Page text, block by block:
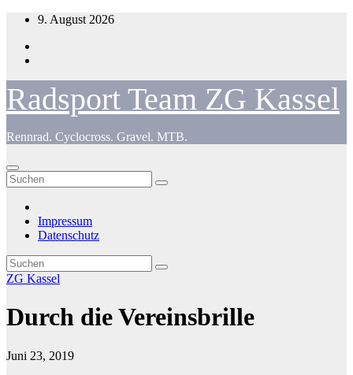
Zum
springen
9. August 2026
Radsport Team ZG Kassel
Rennrad. Cyclocross. Gravel. MTB.
Impressum
Datenschutz
ZG Kassel
Durch die Vereinsbrille
Juni 23, 2019